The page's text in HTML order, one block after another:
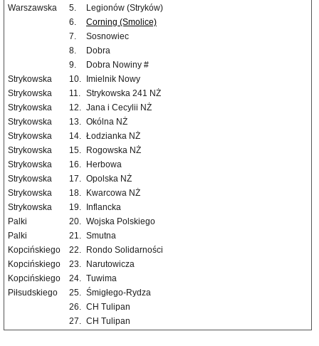
Warszawska
5.
Legionów (Stryków)
6.
Corning (Smolice)
7.
Sosnowiec
8.
Dobra
9.
Dobra Nowiny #
Strykowska
10.
Imielnik Nowy
Strykowska
11. Strykowska 241 NŻ
Strykowska
12. Jana i Cecylii NŻ
Strykowska
13. Okólna NŻ
Strykowska
14. Łodzianka NŻ
Strykowska
15.
Rogowska NŻ
Strykowska
16.
Herbowa
Strykowska
17. Opolska NŻ
Strykowska
18.
Kwarcowa NŻ
Strykowska
19.
Inflancka
Palki
20. Wojska Polskiego
Palki
21. Smutna
Kopcińskiego
22.
Rondo Solidarności
Kopcińskiego
23.
Narutowicza
Kopcińskiego
24. Tuwima
Piłsudskiego
25. Śmigłego-Rydza
26. CH Tulipan
27. CH Tulipan